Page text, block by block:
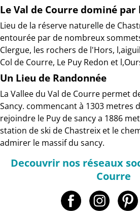
Le Val de Courre dominé par
Lieu de la réserve naturelle de
entourée par de nombreux
Clergue, les rochers de l'Hors,
Col de Courre, Le Puy Redon et
Un Lieu de Randonnée
La Vallee du Val de Courre permet
Sancy. commencant à 1303 metres
rejoindre le Puy de sancy a 1886
station de ski de Chastreix et le
admirer le massif du sancy.
Decouvrir nos réseaux
Courre